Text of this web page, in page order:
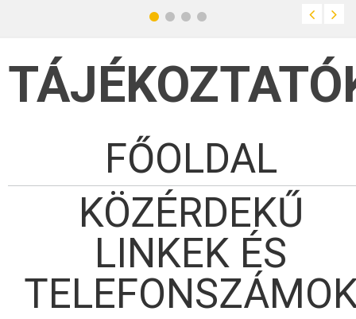
FŐOLDAL
KÖZÉRDEKŰ
LINKEK ÉS